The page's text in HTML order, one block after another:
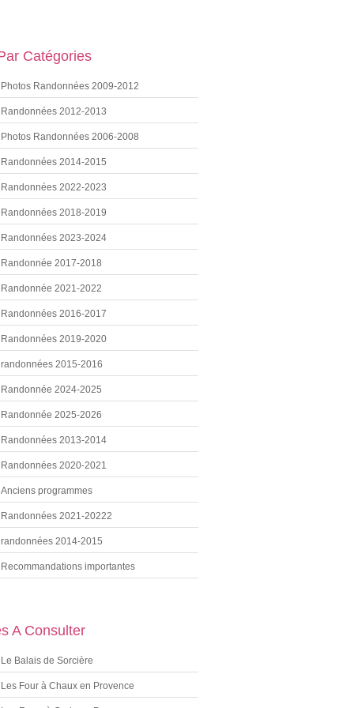
Catégories
Photos Randonnées 2009-2012
Randonnées 2012-2013
Photos Randonnées 2006-2008
Randonnées 2014-2015
Randonnées 2022-2023
Randonnées 2018-2019
Randonnées 2023-2024
Randonnée 2017-2018
Randonnée 2021-2022
Randonnées 2016-2017
Randonnées 2019-2020
randonnées 2015-2016
Randonnée 2024-2025
Randonnée 2025-2026
Randonnées 2013-2014
Randonnées 2020-2021
Anciens programmes
Randonnées 2021-20222
randonnées 2014-2015
Recommandations importantes
A Consulter
Le Balais de Sorcière
Les Four à Chaux en Provence